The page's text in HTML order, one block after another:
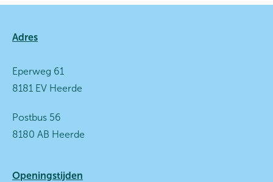
Contactinformatie
Adres
Eperweg 61
8181 EV Heerde
Postbus 56
8180 AB Heerde
Openingstijden